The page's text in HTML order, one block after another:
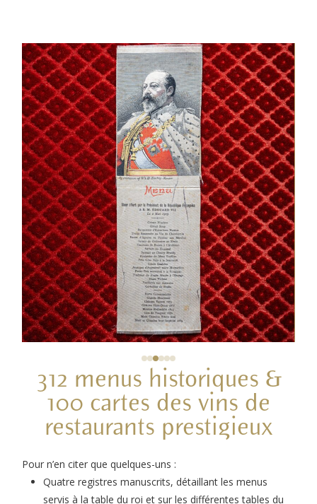
312 menus historiques &
100 cartes des vins de
restaurants prestigieux
Pour n’en citer que quelques-uns :
Quatre registres manuscrits, détaillant les menus
servis à la table du roi et sur les différentes tables du